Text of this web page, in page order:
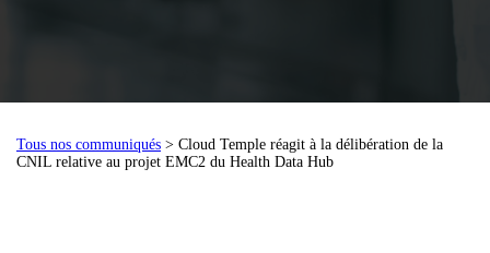
Tous nos communiqués > Cloud Temple réagit à la délibération de la
CNIL relative au projet EMC2 du Health Data Hub